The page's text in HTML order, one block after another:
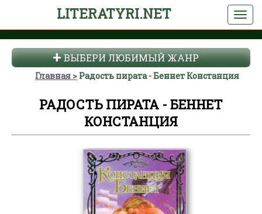
LITERATYRI.NET
ВЫБЕРИ ЛЮБИМЫЙ ЖАНР
Главная Радость пирата - Беннет Констанция
РАДОСТЬ ПИРАТА - БЕННЕТ
КОНСТАНЦИЯ